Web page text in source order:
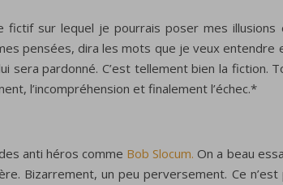
fictif sur lequel je pourrais poser mes
pensées, dira les mots que je veux
pardonné. C’est tellement bien la fiction.
l’incompréhension et finalement l’échec.*
anti héros comme Bob Slocum. On a beau
Bizarrement, un peu perversement. Ce n’est